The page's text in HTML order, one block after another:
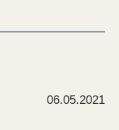
06.05.2021